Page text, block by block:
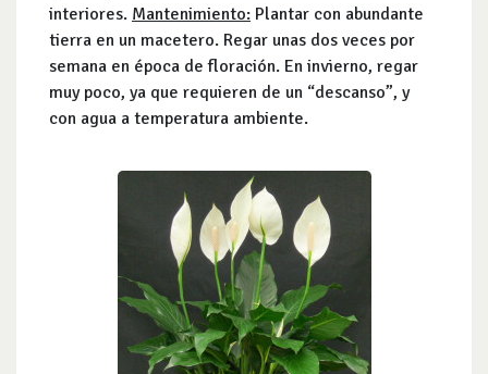
interiores. Mantenimiento: Plantar con abundante
tierra en un macetero. Regar unas dos veces por
semana en época de floración. En invierno, regar
muy poco, ya que requieren de un “descanso”, y
con agua a temperatura ambiente.